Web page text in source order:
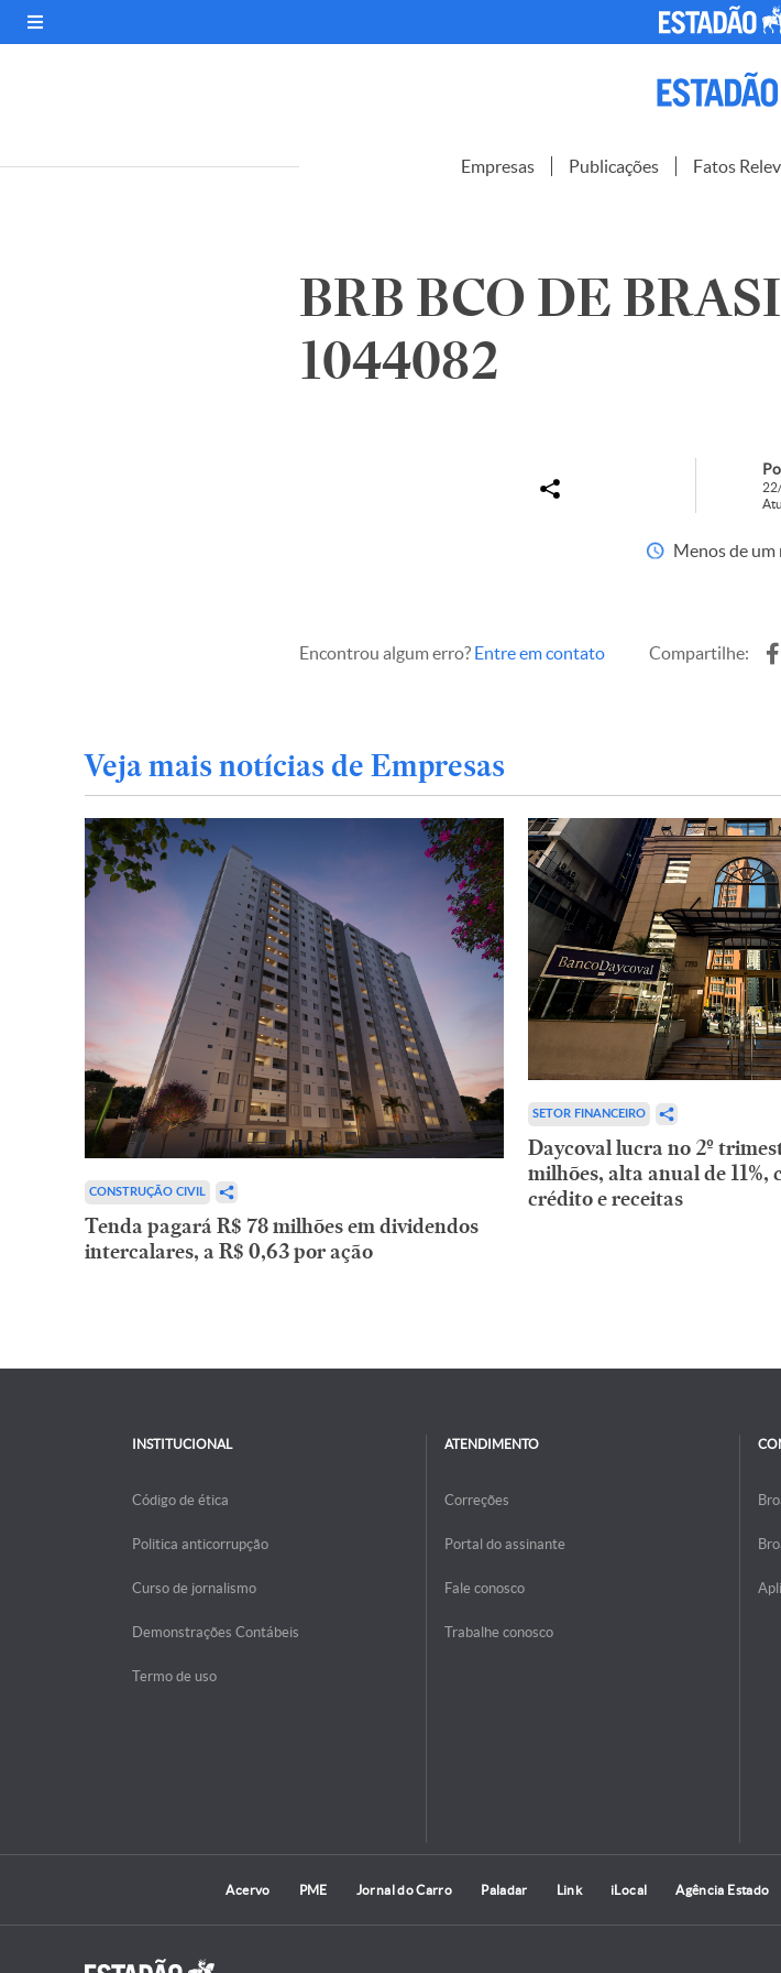
Empresas Publicações Fatos
BRB BCO DE
1044082
Menos de
Encontrou algum erro? Entre em contato Compartilhe:
Veja mais notícias de Empresas
CONSTRUÇÃO CIVIL
Tenda pagará R$ 78 milhões em dividendos
intercalares, a R$ 0,63 por ação
SETOR FINANCEIRO
Daycoval lucra no 2º
milhões, alta anual de 11%,
crédito e receitas
INSTITUCIONAL
Código de ética
Politica anticorrupção
Curso de jornalismo
Demonstrações Contábeis
Termo de uso
ATENDIMENTO
Correções
Portal do assinante
Fale conosco
Trabalhe conosco
Acervo PME Jornal do Carro Paladar Link iLocal Agência Estado